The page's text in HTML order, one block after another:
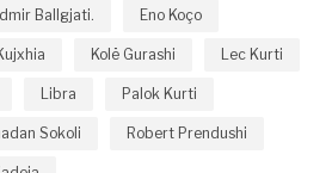
Ballgjati. Eno Koço
Kolë Gurashi Lec Kurti
Libra Palok Kurti
Sokoli Robert Prendushi